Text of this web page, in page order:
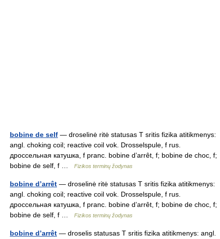
bobine de self — droselinė ritė statusas T sritis fizika atitikmenys:
angl. choking coil; reactive coil vok. Drosselspule, f rus.
дроссельная катушка, f pranc. bobine d’arrêt, f; bobine de choc, f;
bobine de self, f …
Fizikos terminų žodynas
bobine d’arrêt — droselinė ritė statusas T sritis fizika atitikmenys:
angl. choking coil; reactive coil vok. Drosselspule, f rus.
дроссельная катушка, f pranc. bobine d’arrêt, f; bobine de choc, f;
bobine de self, f …
Fizikos terminų žodynas
bobine d’arrêt — droselis statusas T sritis fizika atitikmenys: angl.